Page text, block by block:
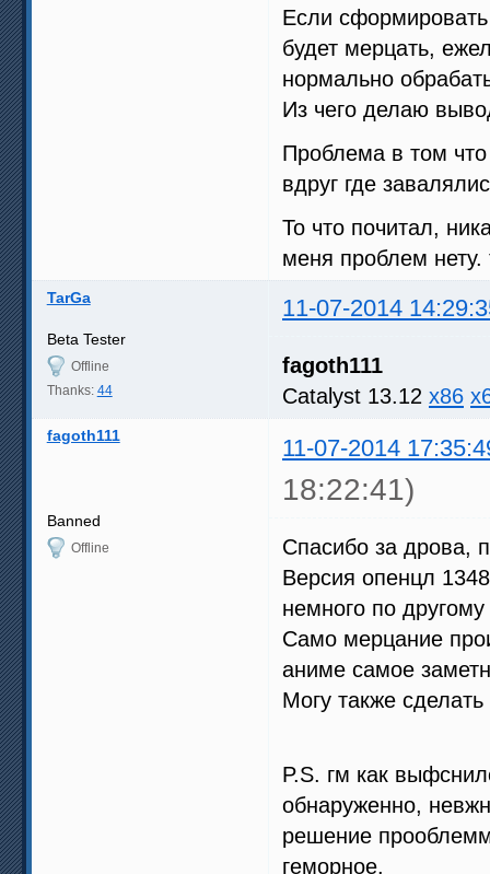
Если
будет мерцать,
нормально
Из чего делаю
Проблема в том
вдруг где
То что почитал,
меня проблем нету.
TarGa 11-07-2014
Beta Tester
Offline
Thanks: 44
fagoth111
Catalyst 13.12 x86
fagoth111 11-07-2014
18:22:41)
Banned
Offline
Спасибо за дрова,
Версия опенцл
немного по
Само мерцание
аниме самое
Могу также
P.S. гм как
обнаруженно,
решение
геморное.